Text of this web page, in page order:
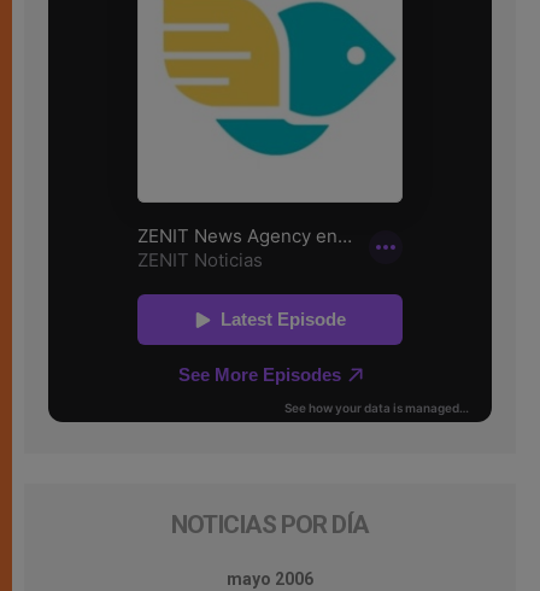
NOTICIAS POR DÍA
mayo 2006